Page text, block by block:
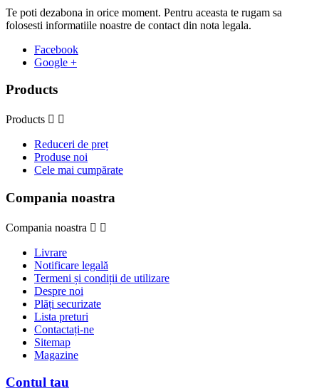
Te poti dezabona in orice moment. Pentru aceasta te rugam sa
folosesti informatiile noastre de contact din nota legala.
Facebook
Google +
Products
Products  
Reduceri de preț
Produse noi
Cele mai cumpărate
Compania noastra
Compania noastra  
Livrare
Notificare legală
Termeni și condiții de utilizare
Despre noi
Plăți securizate
Lista preturi
Contactați-ne
Sitemap
Magazine
Contul tau